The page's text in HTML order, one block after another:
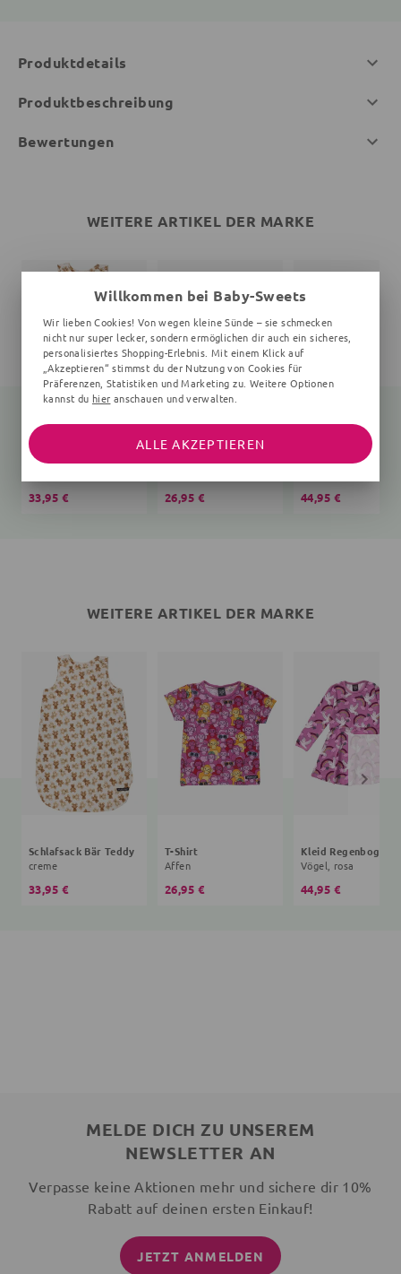
Produktdetails
Produktbeschreibung
Bewertungen
WEITERE ARTIKEL DER MARKE
Schlafsack Bär Teddy
33,95 € 26,95 € 44,95 €
WEITERE ARTIKEL DER MARKE
Schlafsack Bär Teddy
creme
33,95 €
T-Shirt
Affen
26,95 €
Vögel, rosa
44,95 €
MELDE DICH ZU UNSEREM
NEWSLETTER AN
Verpasse keine Aktionen mehr und sichere dir 10%
Rabatt auf deinen ersten Einkauf!
JETZT ANMELDEN
Willkommen bei Baby-Sweets
Wir lieben Cookies! Von wegen kleine Sünde – sie schmecken
nicht nur super lecker, sondern ermöglichen dir auch ein sicheres,
personalisiertes Shopping-Erlebnis. Mit einem Klick auf
„Akzeptieren“ stimmst du der Nutzung von Cookies für
Präferenzen, Statistiken und Marketing zu. Weitere Optionen
kannst du hier anschauen und verwalten.
ALLE AKZEPTIEREN